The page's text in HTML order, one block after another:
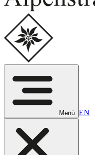
Menü EN